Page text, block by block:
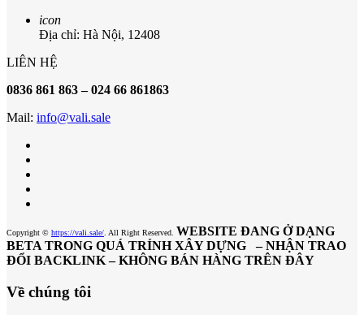
icon
Địa chỉ: Hà Nội, 12408
LIÊN HỆ
0836 861 863 – 024 66 861863
Mail: info@vali.sale
Copyright © https://vali.sale/ . All Right Reserved. WEBSITE ĐANG Ở DẠNG
BETA TRONG QUÁ TRÍNH XÂY DỰNG – NHẬN TRAO
ĐỔI BACKLINK – KHÔNG BÁN HÀNG TRÊN ĐÂY
Về chúng tôi